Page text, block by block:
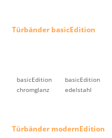
Türbänder basicEdition
basicEdition
chromglanz
basicEdition
edelstahl
Türbänder modernEdition